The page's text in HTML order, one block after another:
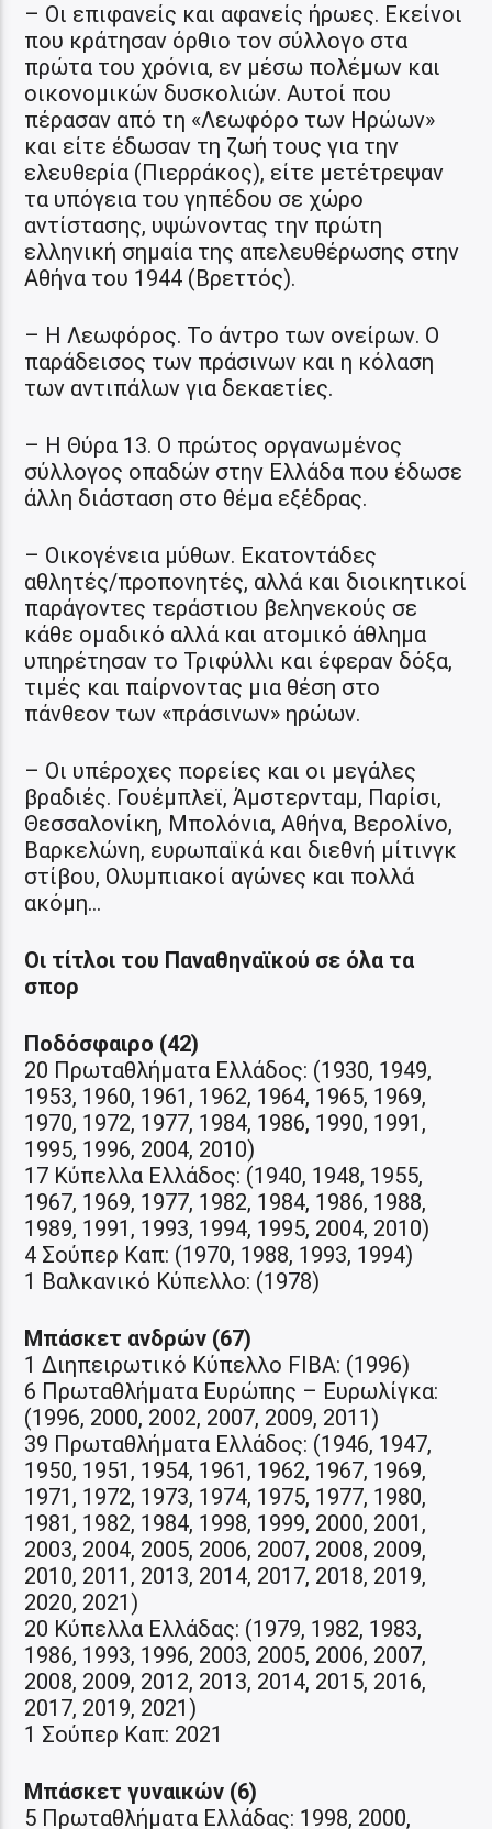
– Οι επιφανείς και αφανείς ήρωες. Εκείνοι
που κράτησαν όρθιο τον σύλλογο στα
πρώτα του χρόνια, εν μέσω πολέμων και
οικονομικών δυσκολιών. Αυτοί που
πέρασαν από τη «Λεωφόρο των Ηρώων»
και είτε έδωσαν τη ζωή τους για την
ελευθερία (Πιερράκος), είτε μετέτρεψαν
τα υπόγεια του γηπέδου σε χώρο
αντίστασης, υψώνοντας την πρώτη
ελληνική σημαία της απελευθέρωσης στην
Αθήνα του 1944 (Βρεττός).
– Η Λεωφόρος. Το άντρο των ονείρων. Ο
παράδεισος των πράσινων και η κόλαση
των αντιπάλων για δεκαετίες.
– Η Θύρα 13. Ο πρώτος οργανωμένος
σύλλογος οπαδών στην Ελλάδα που έδωσε
άλλη διάσταση στο θέμα εξέδρας.
– Οικογένεια μύθων. Εκατοντάδες
αθλητές/προπονητές, αλλά και διοικητικοί
παράγοντες τεράστιου βεληνεκούς σε
κάθε ομαδικό αλλά και ατομικό άθλημα
υπηρέτησαν το Τριφύλλι και έφεραν δόξα,
τιμές και παίρνοντας μια θέση στο
πάνθεον των «πράσινων» ηρώων.
– Οι υπέροχες πορείες και οι μεγάλες
βραδιές. Γουέμπλεϊ, Άμστερνταμ, Παρίσι,
Θεσσαλονίκη, Μπολόνια, Αθήνα, Βερολίνο,
Βαρκελώνη, ευρωπαϊκά και διεθνή μίτινγκ
στίβου, Ολυμπιακοί αγώνες και πολλά
ακόμη…
Οι τίτλοι του Παναθηναϊκού σε όλα τα
σπορ
Ποδόσφαιρο (42)
20 Πρωταθλήματα Ελλάδος: (1930, 1949,
1953, 1960, 1961, 1962, 1964, 1965, 1969,
1970, 1972, 1977, 1984, 1986, 1990, 1991,
1995, 1996, 2004, 2010)
17 Κύπελλα Ελλάδος: (1940, 1948, 1955,
1967, 1969, 1977, 1982, 1984, 1986, 1988,
1989, 1991, 1993, 1994, 1995, 2004, 2010)
4 Σούπερ Καπ: (1970, 1988, 1993, 1994)
1 Βαλκανικό Κύπελλο: (1978)
Μπάσκετ ανδρών (67)
1 Διηπειρωτικό Κύπελλο FIBA: (1996)
6 Πρωταθλήματα Ευρώπης – Ευρωλίγκα:
(1996, 2000, 2002, 2007, 2009, 2011)
39 Πρωταθλήματα Ελλάδος: (1946, 1947,
1950, 1951, 1954, 1961, 1962, 1967, 1969,
1971, 1972, 1973, 1974, 1975, 1977, 1980,
1981, 1982, 1984, 1998, 1999, 2000, 2001,
2003, 2004, 2005, 2006, 2007, 2008, 2009,
2010, 2011, 2013, 2014, 2017, 2018, 2019,
2020, 2021)
20 Κύπελλα Ελλάδας: (1979, 1982, 1983,
1986, 1993, 1996, 2003, 2005, 2006, 2007,
2008, 2009, 2012, 2013, 2014, 2015, 2016,
2017, 2019, 2021)
1 Σούπερ Καπ: 2021
Μπάσκετ γυναικών (6)
5 Πρωταθλήματα Ελλάδας: 1998, 2000,